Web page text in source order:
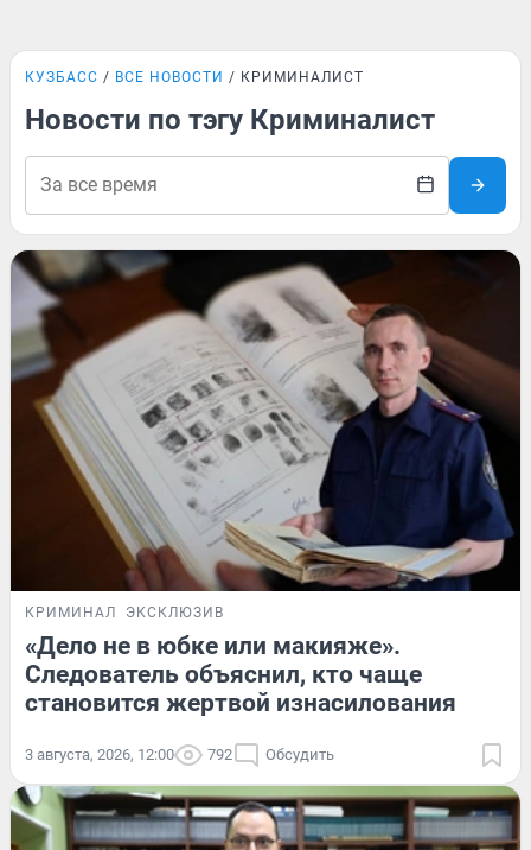
КУЗБАСС ВСЕ НОВОСТИ КРИМИНАЛИСТ
Новости по тэгу Криминалист
КРИМИНАЛ ЭКСКЛЮЗИВ
«Дело не в юбке или макияже».
Следователь объяснил, кто чаще
становится жертвой изнасилования
3 августа, 2026, 12:00 792 Обсудить